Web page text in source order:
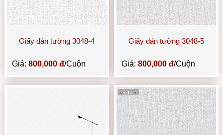
Giấy dán tường 3048-4
Giá:800,000 đ/Cuộn
Giấy dán tường 3048-5
Giá: 800,000 đ/Cuộn